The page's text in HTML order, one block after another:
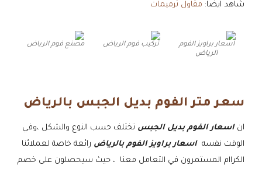
شاهد ايضا: مقاول ترميمات
اسعار براويز الفوم
الرياض
تركيب فوم الرياض مصنع فوم الرياض
سعر متر الفوم بديل الجبس بالرياض
اناسعار الفوم بديل الجبس تختلف حسب النوع والشكل ،وفي
الوقت نفسهاسعار براويز الفوم بالرياض رائعة خاصة لعملائنا
الكراام المستمرون في التعامل معنا ، حيث سيحصلون على خصم